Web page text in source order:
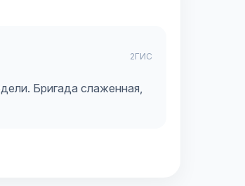
2ГИС
Бригада слаженная,